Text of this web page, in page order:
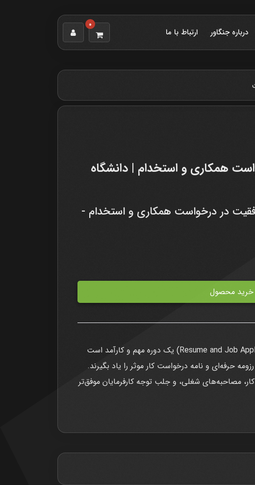
درباره جنگاور ارتباط با ما
0
همکاری و استخدام | دانشگاه
در درخواست همکاری و استخدام -
آموزش نوشتن رزومه و درخواست کار (Resume and Job Application) یک دوره مهم و کارآمد است
حرفه‌ای و نامه درخواست کار موثر را یاد بگیرند.
مصاحبه‌های شغلی، و جلب توجه کارفرمایان موفق‌تر